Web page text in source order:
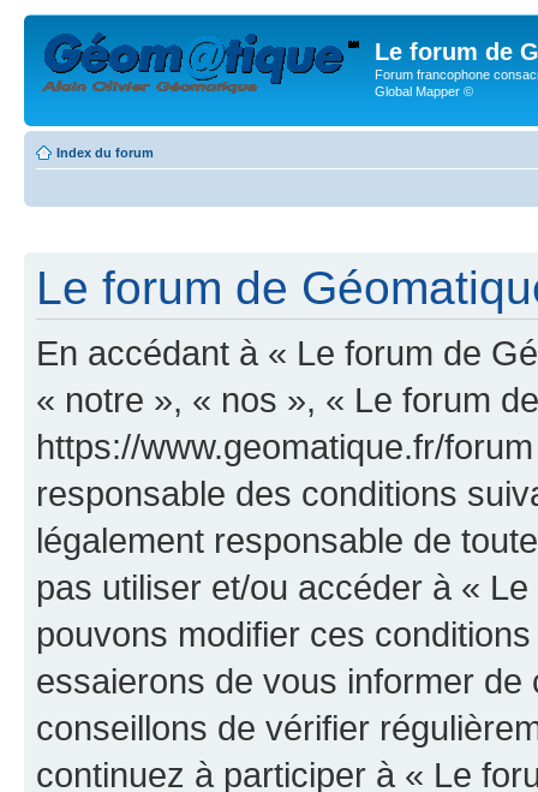
Le forum de
Forum francophone
Global Mapper ©
Index du forum
Le forum de
En accédant à « Le forum de
« notre », « nos », « Le forum
https://www.geomatique.fr/
responsable des conditions
légalement responsable de
pas utiliser et/ou accéder à «
pouvons modifier ces
essaierons de vous informer
conseillons de vérifier
continuez à participer à « Le